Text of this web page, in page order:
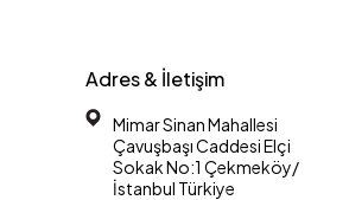
Adres & İletişim
Mimar Sinan Mahallesi
Çavuşbaşı Caddesi Elçi
Sokak No:1 Çekmeköy/
İstanbul Türkiye